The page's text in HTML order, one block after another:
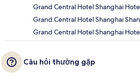
Grand Central Hotel Shanghai
Grand Central Hotel Shanghai
Grand Central Hotel Shanghai
Câu hỏi thường gặp